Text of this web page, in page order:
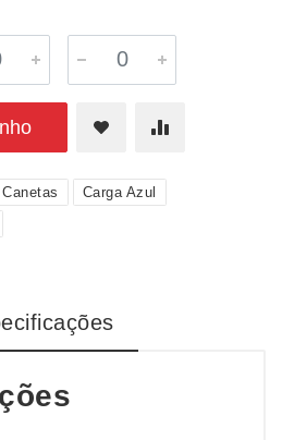
Canetas
Carga Azul